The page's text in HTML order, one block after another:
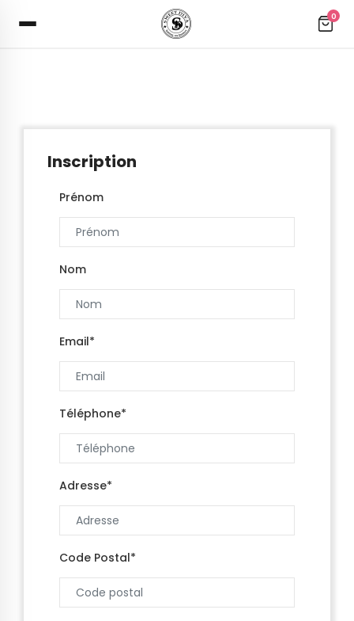
0
Inscription
Prénom
Nom
Email*
Téléphone*
Adresse*
Code Postal*